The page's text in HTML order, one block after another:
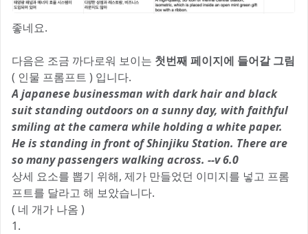
좋네요.
다음은 조금 까다로워 보이는 첫번째 페이지에 들어갈 그림
( 인물 프롬프트 ) 입니다.
A japanese businessman with dark hair and black
suit standing outdoors on a sunny day, with faithful
smiling at the camera while holding a white paper.
He is standing in front of Shinjiku Station. There are
so many passengers walking across. --v 6.0
상세 요소를 뽑기 위해, 제가 만들었던 이미지를 넣고 프롬
프트를 달라고 해 보았습니다.
( 네 개가 나옴 )
1.